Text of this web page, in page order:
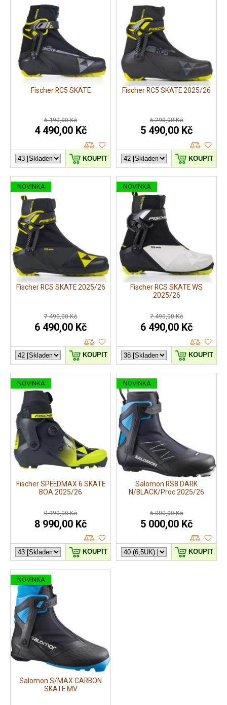
Fischer RC5 SKATE
6 190,00 Kč
4 490,00 Kč
KOUPIT
Fischer RC5 SKATE 2025/26
6 290,00 Kč
5 490,00 Kč
KOUPIT
NOVINKA
Fischer RCS SKATE 2025/26
7 490,00 Kč
6 490,00 Kč
KOUPIT
NOVINKA
Fischer RCS SKATE WS
2025/26
7 490,00 Kč
6 490,00 Kč
KOUPIT
NOVINKA
Fischer SPEEDMAX 6 SKATE
BOA 2025/26
9 990,00 Kč
8 990,00 Kč
KOUPIT
NOVINKA
Salomon RS8 DARK
N/BLACK/Proc 2025/26
6 000,00 Kč
5 000,00 Kč
KOUPIT
NOVINKA
Salomon S/MAX CARBON
SKATE MV